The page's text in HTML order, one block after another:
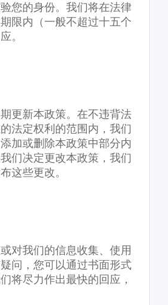
您的身份。我们将在法律
限内（一般不超过十五个
。
更新本政策。在不违背法
法定权利的范围内，我们
加或删除本政策中部分内
们决定更改本政策，我们
这些更改。
对我们的信息收集、使用
问，您可以通过书面形式
将尽力作出最快的回应，